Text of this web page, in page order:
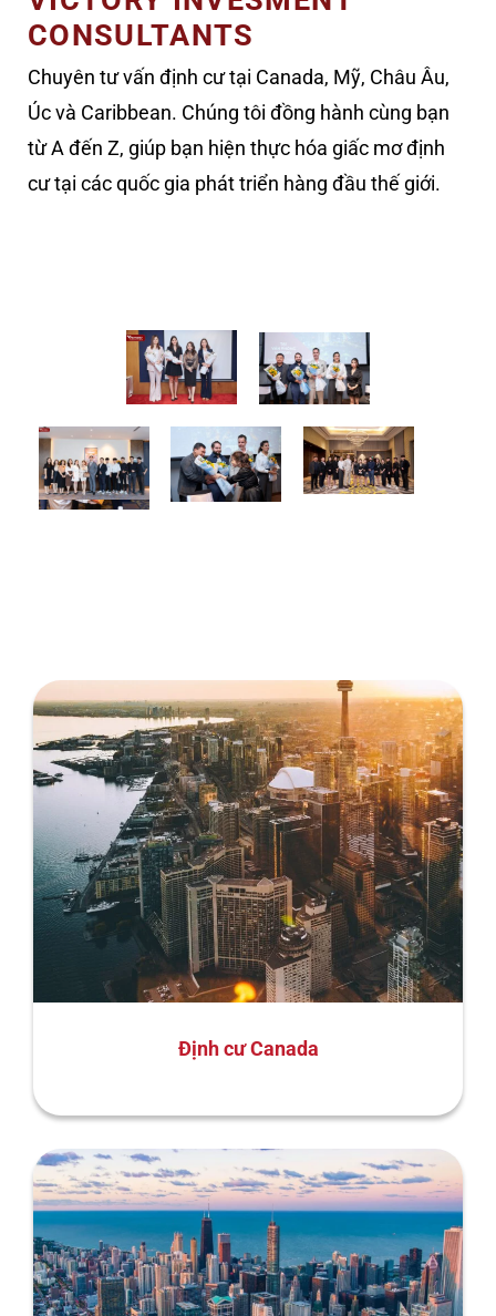
CONSULTANTS
Chuyên tư vấn định cư tại Canada, Mỹ, Châu Âu,
Úc và Caribbean. Chúng tôi đồng hành cùng bạn
từ A đến Z, giúp bạn hiện thực hóa giấc mơ định
cư tại các quốc gia phát triển hàng đầu thế giới.
Định cư Canada